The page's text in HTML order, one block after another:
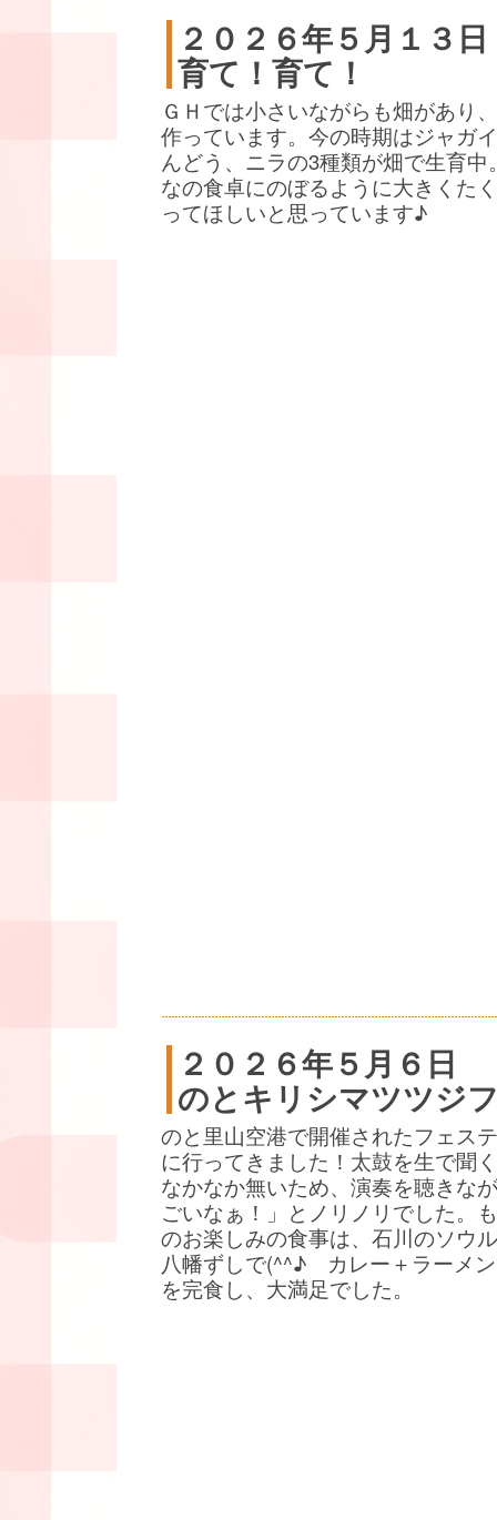
２０２６年５月１３日
育て！育て！
ＧＨでは小さいながらも畑があり
作っています。今の時期はジャガ
んどう、ニラの3種類が畑で生育中
なの食卓にのぼるように大きくた
ってほしいと思っています♪
２０２６年５月６日
のとキリシマツツジ
のと里山空港で開催されたフェス
に行ってきました！太鼓を生で聞
なかなか無いため、演奏を聴きな
ごいなぁ！」とノリノリでした。
のお楽しみの食事は、石川のソウ
八幡ずしで(^^♪ カレー＋ラーメ
を完食し、大満足でした。